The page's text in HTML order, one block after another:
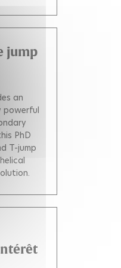
jump
an
powerful
PhD
T-jump